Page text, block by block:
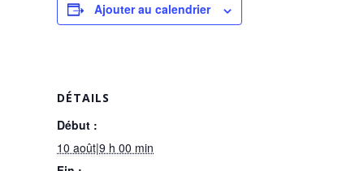
Ajouter au calendrier
DÉTAILS
Début :
10 août|9 h 00 min